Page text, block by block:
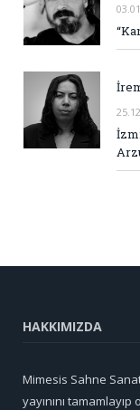
HAKKIMIZDA
Mimesis Sahne
yayınını